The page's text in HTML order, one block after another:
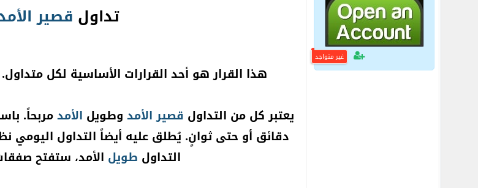
غير متواجد
تداول قصير
هذا القرار هو أحد القرارات الأساسية لكل
يعتبر كل من التداول قصيرالأمد وطويل الأمدمربحاً.
دقائق أو حتى ثوانٍ. يُطلق عليه أيضاً التداول اليومي
التداول طويل الأمد، ستفتح